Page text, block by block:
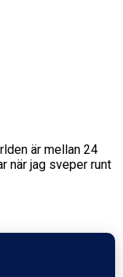
är mellan 24
när jag sveper runt